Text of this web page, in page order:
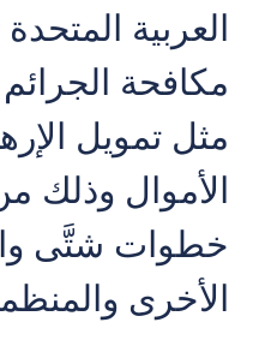
العربية
مكافحة الجرائم
مثل تمويل
الأموال وذلك
خطوات شتَّى
الأخرى